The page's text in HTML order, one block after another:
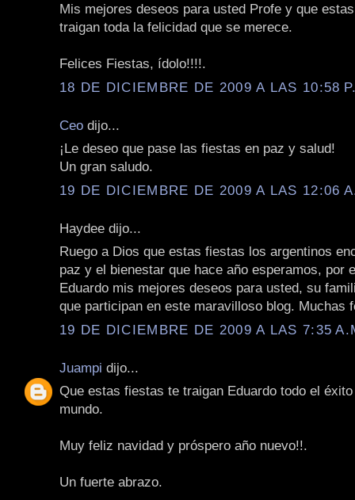
Mis mejores deseos para usted Profe y que
traigan toda la felicidad que se merece.
Felices Fiestas, ídolo!!!!.
18 DE DICIEMBRE DE 2009 A LAS 10:58
Ceo dijo...
¡Le deseo que pase las fiestas en paz y salud!
Un gran saludo.
19 DE DICIEMBRE DE 2009 A LAS 12:06
Haydee dijo...
Ruego a Dios que estas fiestas los argentinos
paz y el bienestar que hace año esperamos, por
Eduardo mis mejores deseos para usted, su
que participan en este maravilloso blog. Muchas
19 DE DICIEMBRE DE 2009 A LAS 7:35
Juampi dijo...
Que estas fiestas te traigan Eduardo todo el
mundo.
Muy feliz navidad y próspero año nuevo!!.
Un fuerte abrazo.